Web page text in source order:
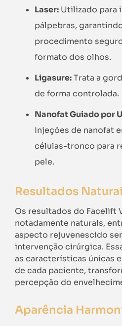
Laser: Utilizado para
pálpebras,
procedimento
formato dos olhos.
Ligasure:Trata a
de forma controlada.
Nanofat Guiado por
Injeções de nanofat
células-tronco para
pele.
Resultados
Os resultados do Facelift
notadamente naturais,
aspecto rejuvenescido
intervenção cirúrgica.
as características únicas
de cada paciente,
percepção do
Aparência